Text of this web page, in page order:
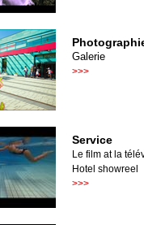
Galerie
>>>
Service
Le film at la
Hotel showreel
>>>